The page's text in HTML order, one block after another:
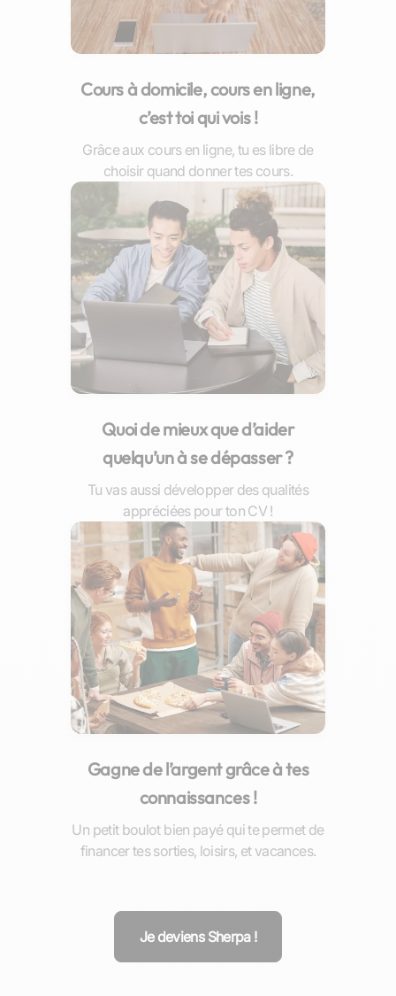
Cours à domicile, cours en ligne,
c’est toi qui vois !
Grâce aux cours en ligne, tu es libre de
choisir quand donner tes cours.
Quoi de mieux que d’aider
quelqu’un à se dépasser ?
Tu vas aussi développer des qualités
appréciées pour ton CV !
Gagne de l’argent grâce à tes
connaissances !
Un petit boulot bien payé qui te permet de
financer tes sorties, loisirs, et vacances.
Je deviens Sherpa !